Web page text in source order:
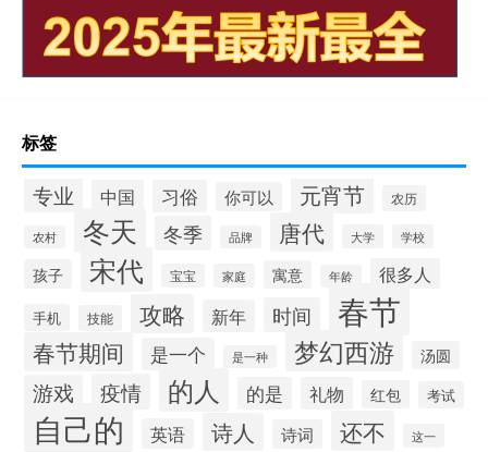
标签
专业 中国 习俗 你可以 元宵节 农历
农村 冬天 冬季 品牌 唐代 大学 学校
孩子 宋代 宝宝 家庭 寓意 年龄 很多人
手机 技能 攻略 新年 时间 春节
春节期间 是一个 是一种 梦幻西游 汤圆
游戏 疫情 的人 的是 礼物 红包 考试
自己的 英语 诗人 诗词 还不 这一